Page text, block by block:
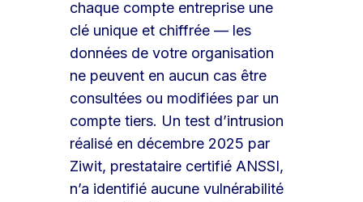
chaque compte entreprise une
clé unique et chiffrée — les
données de votre organisation
ne peuvent en aucun cas être
consultées ou modifiées par un
compte tiers. Un test d’intrusion
réalisé en décembre 2025 par
Ziwit, prestataire certifié ANSSI,
n’a identifié aucune vulnérabilité